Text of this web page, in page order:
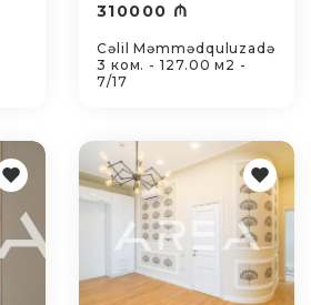
310000 ₼
Cəlil Məmmədquluzadə
3 ком. - 127.00 м2 -
7/17